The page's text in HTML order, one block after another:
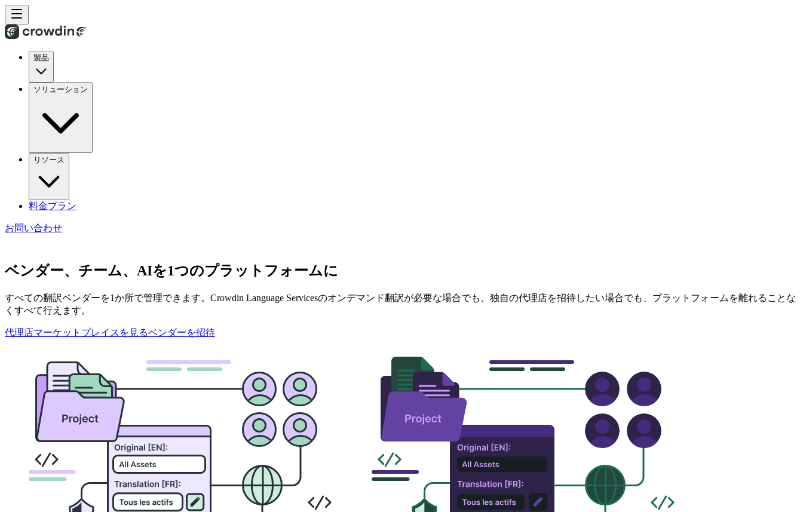
製品
ソリューション
リソース
料金プラン
お問い合わせ
ベンダー、チーム、AIを1つのプラットフォームに
すべての翻訳ベンダーを1か所で管理できます。Crowdin Language Servicesのオンデマンド翻訳が必要な場合でも、独自の代理店を招待したい場合でも、プラットフォームを離れることな
くすべて行えます。
代理店マーケットプレイスを見るベンダーを招待